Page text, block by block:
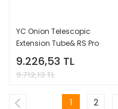
YC Onion Telescopic
Extension Tube& RS Pro
Connection Kit
9.226,53 TL
9.712,13 TL
1 2